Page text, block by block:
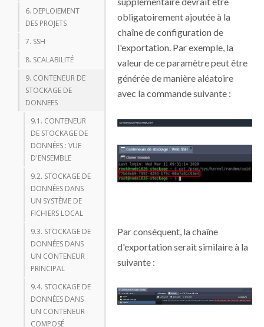
6. DEPLOIEMENT
DES PROJETS
7. SSH
8. SCALABILITÉ
9. CONTENEUR DE
STOCKAGE DE
DONNEES
9.1. CONTENEUR
DE STOCKAGE DE
DONNÉES : VUE
D'ENSEMBLE
9.2. STOCKAGE DE
DONNÉES DANS
UN SYSTÈME DE
FICHIERS LOCAL
9.3. STOCKAGE DE
DONNÉES DANS
UN CONTENEUR
PRINCIPAL
9.4. STOCKAGE DE
DONNÉES DANS
UN CONTENEUR
COMPOSÉ
obligatoirement ajoutée à la
chaîne de configuration de
l'exportation. Par exemple, la
valeur de ce paramètre peut être
générée de manière aléatoire
avec la commande suivante :
Par conséquent, la chaîne
d'exportation serait similaire à la
suivante :